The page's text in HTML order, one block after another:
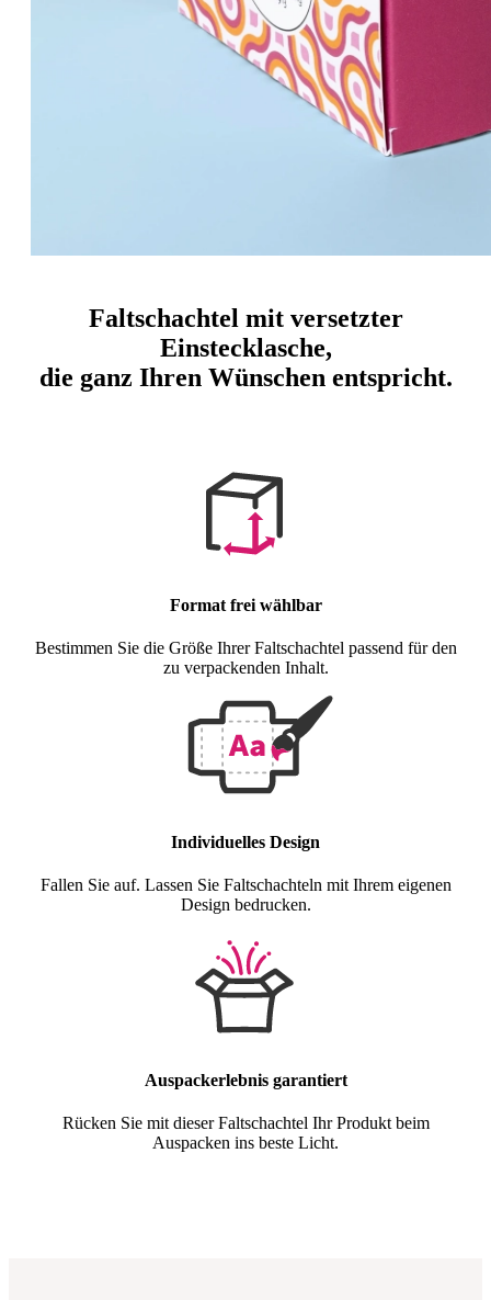
Faltschachtel mit versetzter
Einstecklasche,
die ganz Ihren Wünschen entspricht.
Format frei wählbar
Bestimmen Sie die Größe Ihrer Faltschachtel passend für den
zu verpackenden Inhalt.
Individuelles Design
Fallen Sie auf. Lassen Sie Faltschachteln mit Ihrem eigenen
Design bedrucken.
Auspackerlebnis garantiert
Rücken Sie mit dieser Faltschachtel Ihr Produkt beim
Auspacken ins beste Licht.